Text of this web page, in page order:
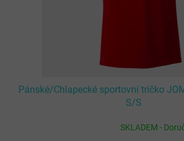
Pánské/Chlapecké sportovní tričko
S/S
SKLADEM -